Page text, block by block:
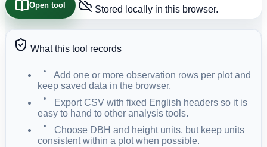
Open tool Stored locally in this browser.
What this tool records
Add one or more observation rows per plot and
keep saved data in the browser.
Export CSV with fixed English headers so it is
easy to hand to other analysis tools.
Choose DBH and height units, but keep units
consistent within a plot when possible.